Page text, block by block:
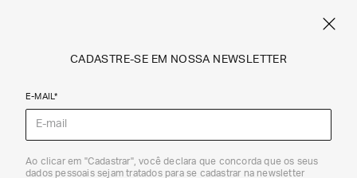
Coleção
CADASTRE-SE EM NOSSA NEWSLETTER
E-MAIL*
Ao clicar em "Cadastrar", você declara que concorda que os seus
dados pessoais sejam tratados para se cadastrar na newsletter